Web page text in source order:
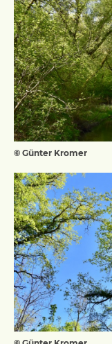
© Günter Kromer